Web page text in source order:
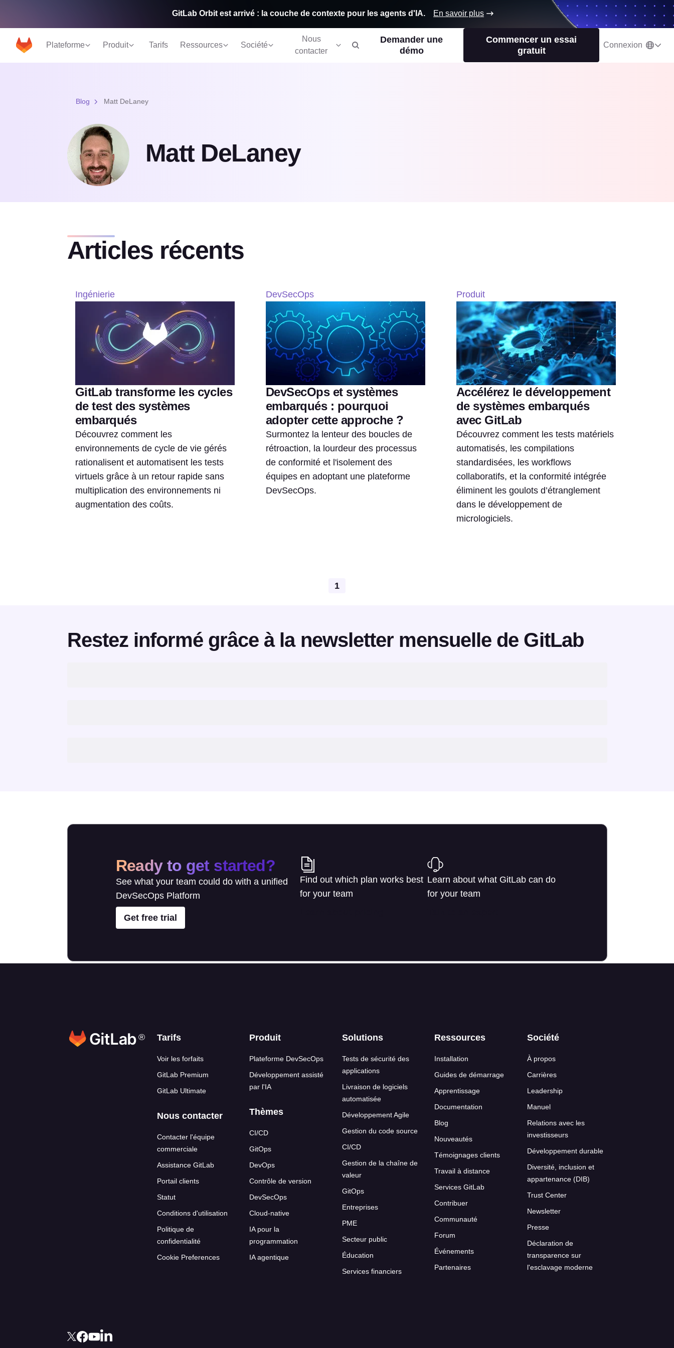
Plateforme Produit Tarifs Ressources Société
Nous
contacter
Demander une
démo
Commencer un essai
gratuit
Connexion
GitLab Orbit est arrivé : la couche de contexte pour les agents d'IA. En savoir plus
Blog Matt DeLaney
Matt DeLaney
Articles récents
Ingénierie
GitLab transforme les cycles
de test des systèmes
embarqués
Découvrez comment les
environnements de cycle de vie gérés
rationalisent et automatisent les tests
virtuels grâce à un retour rapide sans
multiplication des environnements ni
augmentation des coûts.
DevSecOps
DevSecOps et systèmes
embarqués : pourquoi
adopter cette approche ?
Surmontez la lenteur des boucles de
rétroaction, la lourdeur des processus
de conformité et l'isolement des
équipes en adoptant une plateforme
DevSecOps.
Produit
Accélérez le développement
de systèmes embarqués
avec GitLab
Découvrez comment les tests matériels
automatisés, les compilations
standardisées, les workflows
collaboratifs, et la conformité intégrée
éliminent les goulots d’étranglement
dans le développement de
micrologiciels.
1
Restez informé grâce à la newsletter mensuelle de GitLab
Ready to get started?
See what your team could do with a unified
DevSecOps Platform
Get free trial
Find out which plan works best
for your team
Learn about what GitLab can do
for your team
® Liens en bas de page
Tarifs
Voir les forfaits
GitLab Premium
GitLab Ultimate
Nous contacter
Contacter l'équipe
commerciale
Assistance GitLab
Portail clients
Statut
Conditions d'utilisation
Politique de
confidentialité
Cookie Preferences
Produit
Plateforme DevSecOps
Développement assisté
par l'IA
Thèmes
CI/CD
GitOps
DevOps
Contrôle de version
DevSecOps
Cloud-native
IA pour la
programmation
IA agentique
Solutions
Tests de sécurité des
applications
Livraison de logiciels
automatisée
Développement Agile
Gestion du code source
CI/CD
Gestion de la chaîne de
valeur
GitOps
Entreprises
PME
Secteur public
Éducation
Services financiers
Ressources
Installation
Guides de démarrage
Apprentissage
Documentation
Blog
Nouveautés
Témoignages clients
Travail à distance
Services GitLab
Contribuer
Communauté
Forum
Événements
Partenaires
Société
À propos
Carrières
Leadership
Manuel
Relations avec les
investisseurs
Développement durable
Diversité, inclusion et
appartenance (DIB)
Trust Center
Newsletter
Presse
Déclaration de
transparence sur
l'esclavage moderne